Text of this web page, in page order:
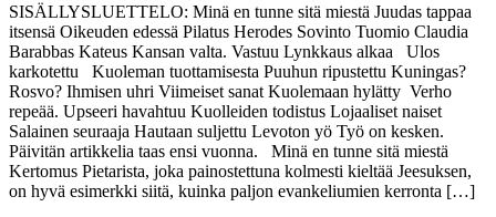
SISÄLLYSLUETTELO: Minä en tunne sitä miestä Juudas tappaa
itsensä Oikeuden edessä Pilatus Herodes Sovinto Tuomio Claudia
Barabbas Kateus Kansan valta. Vastuu Lynkkaus alkaa Ulos
karkotettu Kuoleman tuottamisesta Puuhun ripustettu Kuningas?
Rosvo? Ihmisen uhri Viimeiset sanat Kuolemaan hylätty Verho
repeää. Upseeri havahtuu Kuolleiden todistus Lojaaliset naiset
Salainen seuraaja Hautaan suljettu Levoton yö Työ on kesken.
Päivitän artikkelia taas ensi vuonna. Minä en tunne sitä miestä
Kertomus Pietarista, joka painostettuna kolmesti kieltää Jeesuksen,
on hyvä esimerkki siitä, kuinka paljon evankeliumien kerronta […]